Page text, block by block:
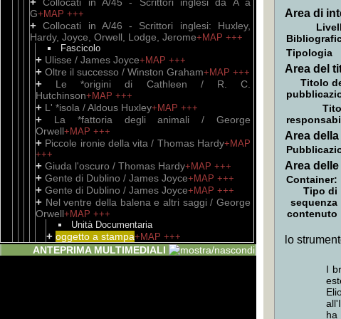
G+MAP +++
+Collocati in A/46 - Scrittori inglesi: Huxley,
Hardy, Joyce, Orwell, Lodge, Jerome+MAP +++
Fascicolo
+ Ulisse / James Joyce+MAP +++
+ Oltre il successo / Winston Graham+MAP +++
+ Le *origini di Cathleen / R. C.
Hutchinson+MAP +++
+ L' *isola / Aldous Huxley+MAP +++
+
La *fattoria degli animali / George
Orwell+MAP +++
+ Piccole ironie della vita / Thomas Hardy+MAP
+++
+ Giuda l'oscuro / Thomas Hardy+MAP +++
+ Gente di Dublino / James Joyce+MAP +++
+ Gente di Dublino / James Joyce+MAP +++
+ Nel ventre della balena e altri saggi / George
Orwell+MAP +++
Unità Documentaria
+ oggetto a stampa+MAP +++
+Foglie secche / Aldous Huxley+MAP+++
ANTEPRIMA MULTIMEDIALI
Area di
Tipologia
Area del
Titolo
Area
Area
Container:
Tipo di
sequenza
contenuto
lo
I
ha